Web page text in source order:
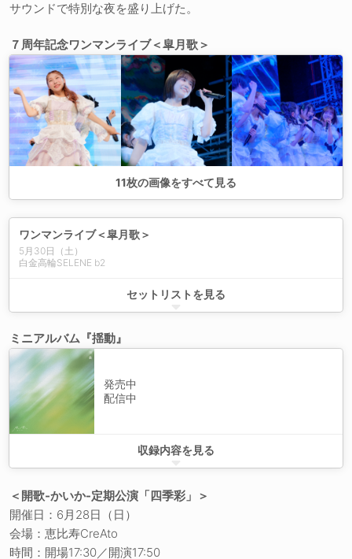
サウンドで特別な夜を盛り上げた。
７周年記念ワンマンライブ＜皐月歌＞
11枚の画像をすべて見る
ワンマンライブ＜皐月歌＞
5月30日（土）
白金高輪SELENE b2
シンデレラ・ステップ
セミロング
Pl(r)ayer
燦然-さんぜん-
はるかぜ
星雲少女
灯り
蝉時雨オーバードライブ
Blue Fantasia
Own
かいかのMUSIC
TimeTime
99色のブーケ
ねぇ I know
だれかに会えるなら
春は絆創膏
セットリストを見る
ミニアルバム『揺動』
発売中
配信中
Dear Blue Bird
相思相愛 Let me know?
蝉時雨オーバードライブ
秋なので
LIFE
収録内容を見る
＜開歌-かいか-定期公演「四季彩」＞
開催日：6月28日（日）
会場：恵比寿CreAto
時間：開場17:30／開演17:50